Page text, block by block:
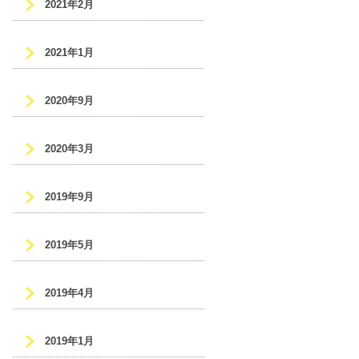
2021年2月
2021年1月
2020年9月
2020年3月
2019年9月
2019年5月
2019年4月
2019年1月